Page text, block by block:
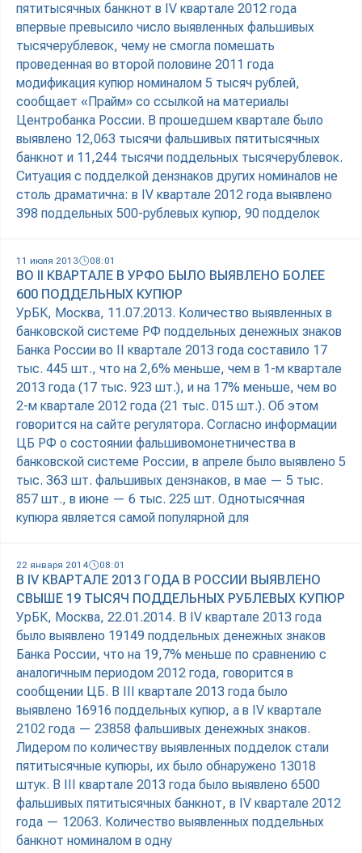
пятитысячных банкнот в IV квартале 2012 года
впервые превысило число выявленных фальшивых
тысячерублевок, чему не смогла помешать
проведенная во второй половине 2011 года
модификация купюр номиналом 5 тысяч рублей,
сообщает «Прайм» со ссылкой на материалы
Центробанка России. В прошедшем квартале было
выявлено 12,063 тысячи фальшивых пятитысячных
банкнот и 11,244 тысячи поддельных тысячерублевок.
Ситуация с подделкой дензнаков других номиналов не
столь драматична: в IV квартале 2012 года выявлено
398 поддельных 500-рублевых купюр, 90 подделок
11 июля 2013 08:01
ВО II КВАРТАЛЕ В УРФО БЫЛО ВЫЯВЛЕНО БОЛЕЕ
600 ПОДДЕЛЬНЫХ КУПЮР
УрБК, Москва, 11.07.2013. Количество выявленных в
банковской системе РФ поддельных денежных знаков
Банка России во II квартале 2013 года составило 17
тыс. 445 шт., что на 2,6% меньше, чем в 1-м квартале
2013 года (17 тыс. 923 шт.), и на 17% меньше, чем во
2-м квартале 2012 года (21 тыс. 015 шт.). Об этом
говорится на сайте регулятора. Согласно информации
ЦБ РФ о состоянии фальшивомонетничества в
банковской системе России, в апреле было выявлено 5
тыс. 363 шт. фальшивых дензнаков, в мае — 5 тыс.
857 шт., в июне — 6 тыс. 225 шт. Однотысячная
купюра является самой популярной для
22 января 2014 08:01
В IV КВАРТАЛЕ 2013 ГОДА В РОССИИ ВЫЯВЛЕНО
СВЫШЕ 19 ТЫСЯЧ ПОДДЕЛЬНЫХ РУБЛЕВЫХ КУПЮР
УрБК, Москва, 22.01.2014. В IV квартале 2013 года
было выявлено 19149 поддельных денежных знаков
Банка России, что на 19,7% меньше по сравнению с
аналогичным периодом 2012 года, говорится в
сообщении ЦБ. В III квартале 2013 года было
выявлено 16916 поддельных купюр, а в IV квартале
2102 года — 23858 фальшивых денежных знаков.
Лидером по количеству выявленных подделок стали
пятитысячные купюры, их было обнаружено 13018
штук. В III квартале 2013 года было выявлено 6500
фальшивых пятитысячных банкнот, в IV квартале 2012
года — 12063. Количество выявленных поддельных
банкнот номиналом в одну